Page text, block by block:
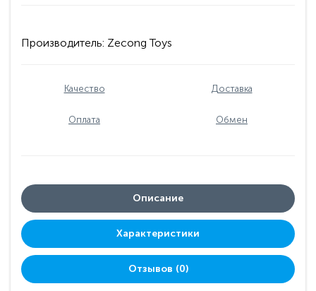
Производитель: Zecong Toys
Качество Доставка
Оплата Обмен
Описание
Характеристики
Отзывов (0)